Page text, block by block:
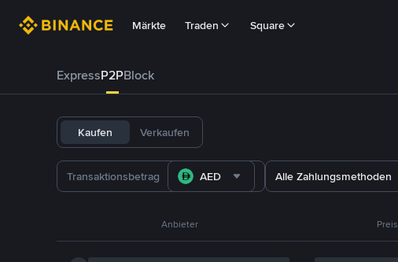
Märkte Traden Square
ExpressP2PBlock
Kaufen Verkaufen
AED Alle Zahlungsmethoden
Anbieter Preis